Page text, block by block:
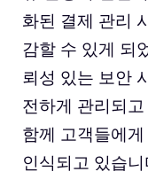
화된 결제 관리
감할 수 있게 되
뢰성 있는 보안
전하게 관리되
함께 고객들에
인식되고 있습니